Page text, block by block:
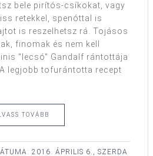
bele pirítós-csíkokat, vagy
retekkel, spenóttal is
is reszelhetsz rá. Tojásos
finomak és nem kell
"lecsó" Gandalf rántottája
legjobb tofurántotta recept
TOVÁBB
2016. ÁPRILIS 6., SZERDA